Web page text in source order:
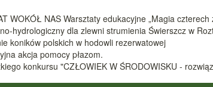
WOKÓŁ NAS Warsztaty edukacyjne „Magia czterech
hydrologiczny dla zlewni strumienia Świerszcz w
koników polskich w hodowli rezerwatowej
akcja pomocy płazom.
konkursu "CZŁOWIEK W ŚRODOWISKU -